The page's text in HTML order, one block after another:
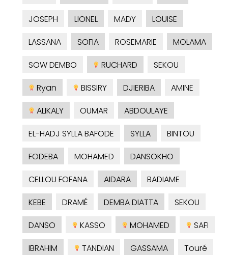
JOSEPH
LIONEL MADY
LOUISE
LASSANA
SOFIA ROSEMARIE
MOLAMA
SOW DEMBO
RUCHARD
SEKOU
Ryan
BISSIRY DJIERIBA
AMINE
ALIKALY
OUMAR
ABDOULAYE
EL-HADJ SYLLA BAFODE
SYLLA
BINTOU
FODEBA
MOHAMED
DANSOKHO
CELLOU FOFANA
AIDARA
BADIAME
KEBE
DRAMÉ DEMBA DIATTA
SEKOU
DANSO
KASSO MOHAMED
SAFI
IBRAHIM
TANDIAN GASSAMA
Touré